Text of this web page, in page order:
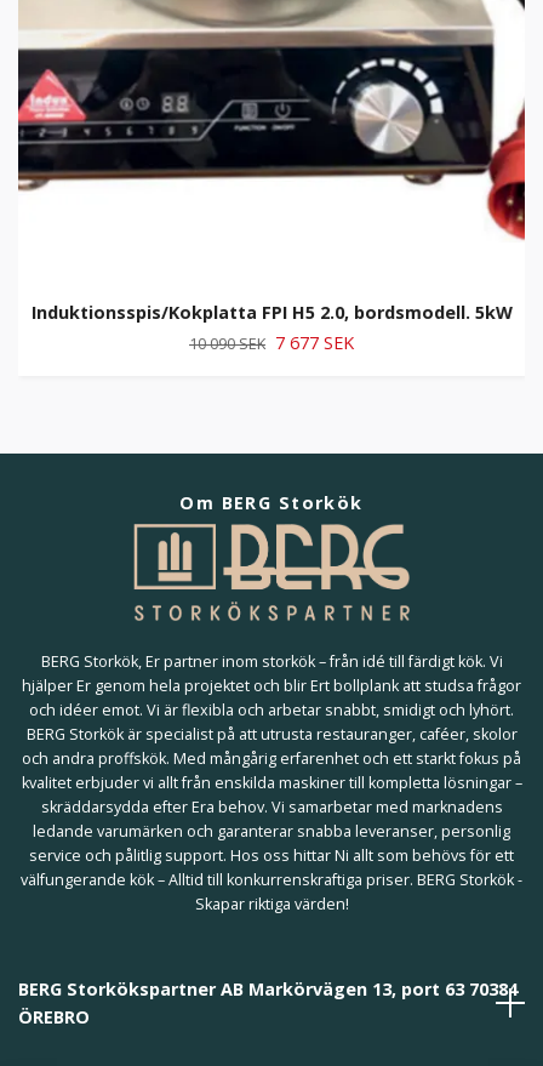
Induktionsspis/Kokplatta FPI H5 2.0, bordsmodell. 5kW
10 090 SEK 7 677 SEK
Om BERG Storkök
BERG Storkök, Er partner inom storkök – från idé till färdigt kök. Vi
hjälper Er genom hela projektet och blir Ert bollplank att studsa frågor
och idéer emot. Vi är flexibla och arbetar snabbt, smidigt och lyhört.
BERG Storkök är specialist på att utrusta restauranger, caféer, skolor
och andra proffskök. Med mångårig erfarenhet och ett starkt fokus på
kvalitet erbjuder vi allt från enskilda maskiner till kompletta lösningar –
skräddarsydda efter Era behov. Vi samarbetar med marknadens
ledande varumärken och garanterar snabba leveranser, personlig
service och pålitlig support. Hos oss hittar Ni allt som behövs för ett
välfungerande kök – Alltid till konkurrenskraftiga priser. BERG Storkök -
Skapar riktiga värden!
BERG Storkökspartner AB Markörvägen 13, port 63 70384
ÖREBRO